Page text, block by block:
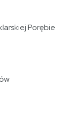
Porębie